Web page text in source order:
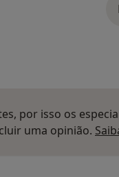
por isso os
uma opinião.